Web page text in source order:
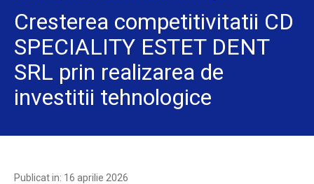
Cresterea competitivitatii CD
SPECIALITY ESTET DENT
SRL prin realizarea de
investitii tehnologice
Publicat in: 16 aprilie 2026